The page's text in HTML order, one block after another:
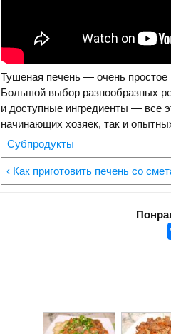
Тушеная печень — очень простое
Большой выбор разнообразных
и доступные ингредиенты — все
начинающих хозяек, так и
Субпродукты
‹ Как приготовить печень со